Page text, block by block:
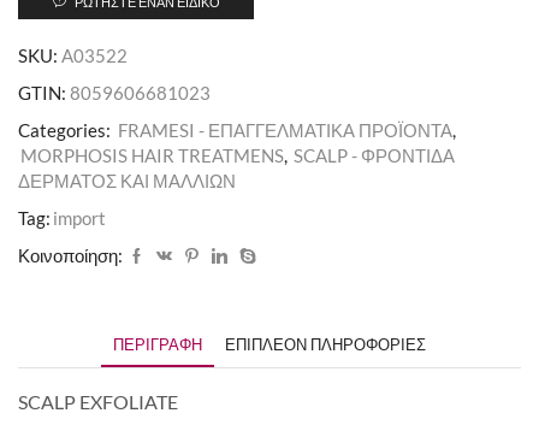
SKU: A03522
GTIN: 8059606681023
Categories: FRAMESI - ΕΠΑΓΓΕΛΜΑΤΙΚΑ ΠΡΟΪΟΝΤΑ,
MORPHOSIS HAIR TREATMENS, SCALP - ΦΡΟΝΤΙΔΑ
ΔΕΡΜΑΤΟΣ ΚΑΙ ΜΑΛΛΙΩΝ
Tag: import
Κοινοποίηση:
ΠΕΡΙΓΡΑΦΉ ΕΠΙΠΛΈΟΝ ΠΛΗΡΟΦΟΡΊΕΣ
SCALP EXFOLIATE